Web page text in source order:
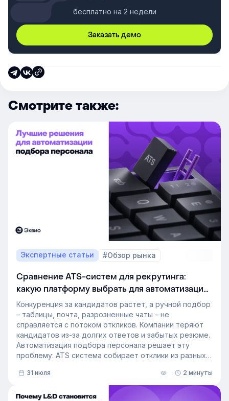
бесплатно на 2 недели
Заказать демо
Смотрите также:
Экспертные статьи #Обзор рынка
Сравнение ATS-систем для рекрутинга:
какую платформу выбрать для автоматизации
подбора персонала
Конкуренция за кандидатов растет, а ручной подбор
– таблицы, почта, разрозненные чаты – не
справляется с потоком откликов. Компании теряют
кандидатов из-за долгих ответов и забытых резюме.
Автоматизация подбора персонала решает эту
проблему: ATS система собирает отклики из разных
снимает с рекрутера рутину. Сегодня программа для
рекрутинга – это базовый инструмент для быстрого
и системного закрытия вакансий.
31 июля 2 минуты